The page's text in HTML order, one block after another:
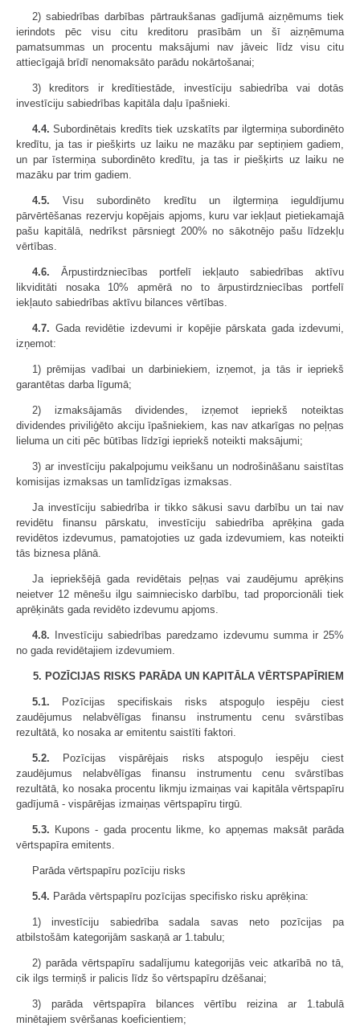
2) sabiedrības darbības pārtraukšanas gadījumā aizņēmums tiek
ierindots pēc visu citu kreditoru prasībām un šī aizņēmuma
pamatsummas un procentu maksājumi nav jāveic līdz visu citu
attiecīgajā brīdī nenomaksāto parādu nokārtošanai;
3) kreditors ir kredītiestāde, investīciju sabiedrība vai dotās
investīciju sabiedrības kapitāla daļu īpašnieki.
4.4. Subordinētais kredīts tiek uzskatīts par ilgtermiņa subordinēto
kredītu, ja tas ir piešķirts uz laiku ne mazāku par septiņiem gadiem,
un par īstermiņa subordinēto kredītu, ja tas ir piešķirts uz laiku ne
mazāku par trim gadiem.
4.5. Visu subordinēto kredītu un ilgtermiņa ieguldījumu
pārvērtēšanas rezervju kopējais apjoms, kuru var iekļaut pietiekamajā
pašu kapitālā, nedrīkst pārsniegt 200% no sākotnējo pašu līdzekļu
vērtības.
4.6. Ārpustirdzniecības portfelī iekļauto sabiedrības aktīvu
likviditāti nosaka 10% apmērā no to ārpustirdzniecības portfelī
iekļauto sabiedrības aktīvu bilances vērtības.
4.7. Gada revidētie izdevumi ir kopējie pārskata gada izdevumi,
izņemot:
1) prēmijas vadībai un darbiniekiem, izņemot, ja tās ir iepriekš
garantētas darba līgumā;
2) izmaksājamās dividendes, izņemot iepriekš noteiktas
dividendes priviliģēto akciju īpašniekiem, kas nav atkarīgas no peļņas
lieluma un citi pēc būtības līdzīgi iepriekš noteikti maksājumi;
3) ar investīciju pakalpojumu veikšanu un nodrošināšanu saistītas
komisijas izmaksas un tamlīdzīgas izmaksas.
Ja investīciju sabiedrība ir tikko sākusi savu darbību un tai nav
revidētu finansu pārskatu, investīciju sabiedrība aprēķina gada
revidētos izdevumus, pamatojoties uz gada izdevumiem, kas noteikti
tās biznesa plānā.
Ja iepriekšējā gada revidētais peļņas vai zaudējumu aprēķins
neietver 12 mēnešu ilgu saimniecisko darbību, tad proporcionāli tiek
aprēķināts gada revidēto izdevumu apjoms.
4.8. Investīciju sabiedrības paredzamo izdevumu summa ir 25%
no gada revidētajiem izdevumiem.
5. POZĪCIJAS RISKS PARĀDA UN KAPITĀLA VĒRTSPAPĪRIEM
5.1. Pozīcijas specifiskais risks atspoguļo iespēju ciest
zaudējumus nelabvēlīgas finansu instrumentu cenu svārstības
rezultātā, ko nosaka ar emitentu saistīti faktori.
5.2. Pozīcijas vispārējais risks atspoguļo iespēju ciest
zaudējumus nelabvēlīgas finansu instrumentu cenu svārstības
rezultātā, ko nosaka procentu likmju izmaiņas vai kapitāla vērtspapīru
gadījumā - vispārējas izmaiņas vērtspapīru tirgū.
5.3. Kupons - gada procentu likme, ko apņemas maksāt parāda
vērtspapīra emitents.
Parāda vērtspapīru pozīciju risks
5.4. Parāda vērtspapīru pozīcijas specifisko risku aprēķina:
1) investīciju sabiedrība sadala savas neto pozīcijas pa
atbilstošām kategorijām saskaņā ar 1.tabulu;
2) parāda vērtspapīru sadalījumu kategorijās veic atkarībā no tā,
cik ilgs termiņš ir palicis līdz šo vērtspapīru dzēšanai;
3) parāda vērtspapīra bilances vērtību reizina ar 1.tabulā
minētajiem svēršanas koeficientiem;